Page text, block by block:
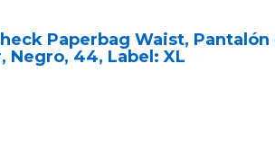
Paperbag Waist,
Negro, 44, Label: XL